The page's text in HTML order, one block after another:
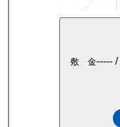
敷 金-----/